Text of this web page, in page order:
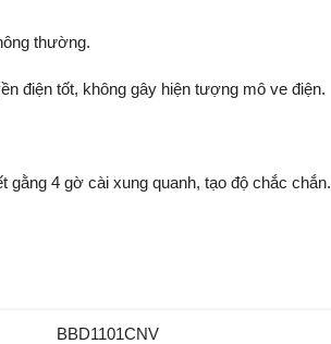
thường.
điện tốt, không gây hiện tượng mô ve điện.
gằng 4 gờ cài xung quanh, tạo độ chắc chắn.
BBD1101CNV